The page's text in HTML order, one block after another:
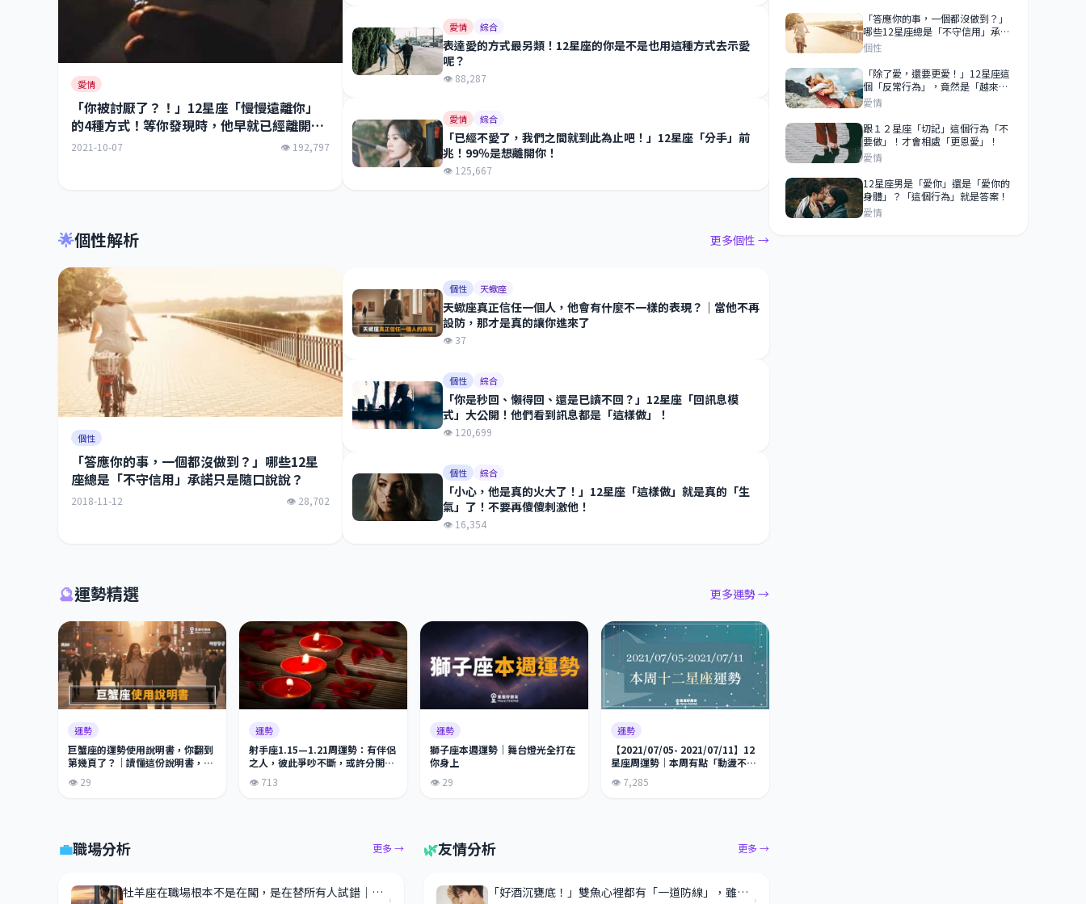
愛情
「你被討厭了？！」12星座「慢慢遠離你」
的4種方式！等你發現時，他早就已經離開
你！
2021-10-07 👁 192,797
愛情 綜合
表達愛的方式最另類！12星座的你是不是也用這種方式去示愛
呢？
👁 88,287
愛情 綜合
「已經不愛了，我們之間就到此為止吧！」12星座「分手」前
兆！99％是想離開你！
👁 125,667
🌟個性解析 更多個性 →
個性
「答應你的事，一個都沒做到？」哪些12星
座總是「不守信用」承諾只是隨口說說？
2018-11-12 👁 28,702
個性 天蠍座
天蠍座真正信任一個人，他會有什麼不一樣的表現？｜當他不再
設防，那才是真的讓你進來了
👁 37
個性 綜合
「你是秒回、懶得回、還是已讀不回？」12星座「回訊息模
式」大公開！他們看到訊息都是「這樣做」！
👁 120,699
個性 綜合
「小心，他是真的火大了！」12星座「這樣做」就是真的「生
氣」了！不要再傻傻刺激他！
👁 16,354
🔮運勢精選 更多運勢 →
運勢
巨蟹座的運勢使用說明書，你翻到
第幾頁了？｜讀懂這份說明書，才
👁 29
運勢
射手座1.15—1.21周運勢：有伴侶
之人，彼此爭吵不斷，或許分開一
👁 713
運勢
獅子座本週運勢｜舞台燈光全打在
你身上
👁 29
運勢
【2021/07/05- 2021/07/11】12
星座周運勢｜本周有點「動盪不
點」！
👁 7,285
💼職場分析 更多 →
牡羊座在職場根本不是在闖，是在替所有人試錯｜那股衝勁背後，藏著你沒看到的戰略腦 ›
🌿友情分析 更多 →
「好酒沉甕底！」雙魚心裡都有「一道防線」，雖然不是人人都可以過，但一旦認定你就會「交出真心」！ ›
「答應你的事，一個都沒做到？」
哪些12星座總是「不守信用」承諾
只是隨口說說？
個性
「除了愛，還要更愛！」12星座這
個「反常行為」，竟然是「越來越
愛你」的表現！
愛情
跟１２星座「切記」這個行為「不
要做」！才會相處「更恩愛」！
愛情
12星座男是「愛你」還是「愛你的
身體」？「這個行為」就是答案！
愛情